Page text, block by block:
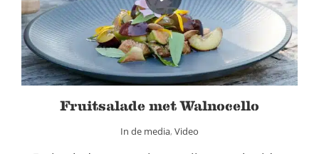
In de media Video
Fruitsalade met Walnocello
In de media, Video